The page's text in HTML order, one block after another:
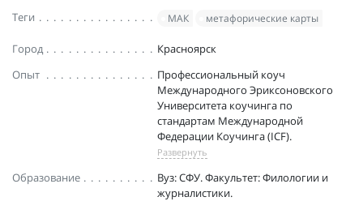
Теги МАК метафорические карты
Город
Красноярск
Опыт
Профессиональный коуч
Международного Эриксоновского
Университета коучинга по
стандартам Международной
Федерации Коучинга (ICF).
Развернуть
Образование
Вуз: СФУ. Факультет: Филологии и
журналистики.